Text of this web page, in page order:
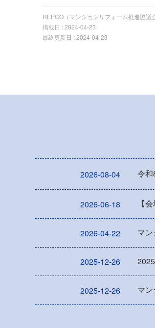
イ
ル
REPCO（マンションリフォーム推進協議
掲載日 :2024-04-23
最終更新日 :2024-04-23
2026-08-04 令
2026-06-18 【
2026-04-22 マ
2025-12-26
2025-12-26 マ